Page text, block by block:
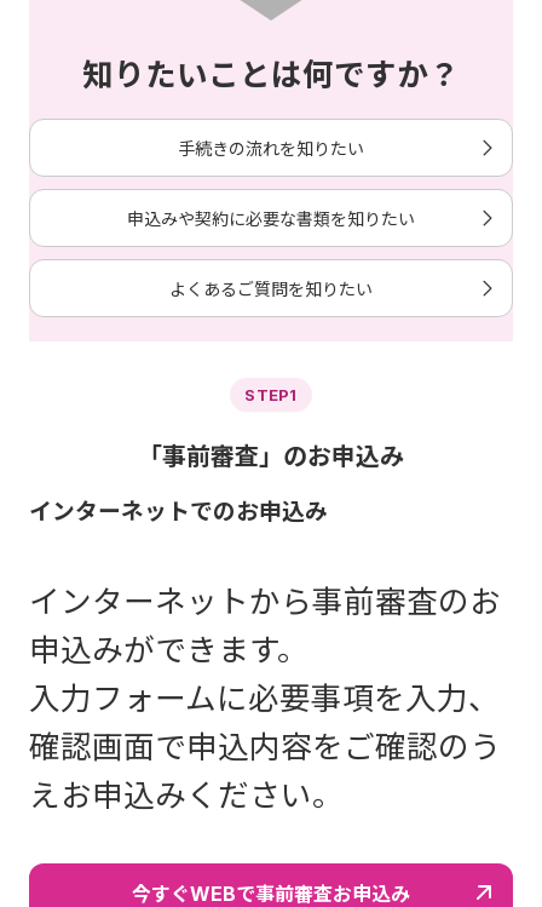
知りたいことは何ですか？
手続きの流れを知りたい
申込みや契約に必要な書類を知りたい
よくあるご質問を知りたい
STEP1
「事前審査」のお申込み
インターネットでのお申込み
インターネットから事前審査のお
申込みができます。
入力フォームに必要事項を入力、
確認画面で申込内容をご確認のう
えお申込みください。
今すぐWEBで事前審査お申込み